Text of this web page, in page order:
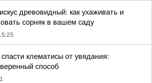
древовидный: как ухаживать и
сорняк в вашем саду
спасти клематисы от увядания:
способ